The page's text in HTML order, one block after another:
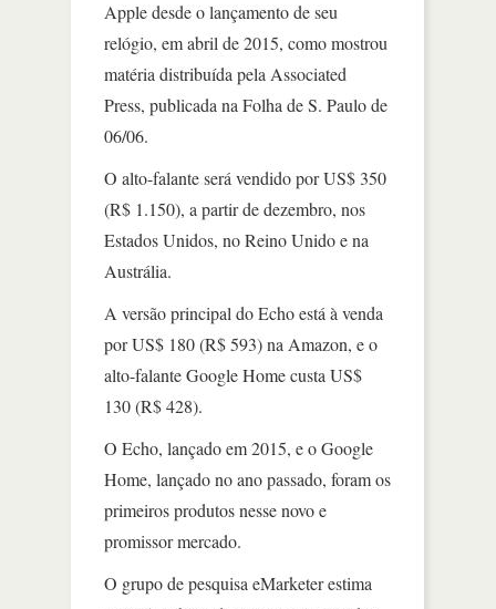
Apple desde o lançamento de seu
relógio, em abril de 2015, como mostrou
matéria distribuída pela Associated
Press, publicada na Folha de S. Paulo de
06/06.
O alto-falante será vendido por US$ 350
(R$ 1.150), a partir de dezembro, nos
Estados Unidos, no Reino Unido e na
Austrália.
A versão principal do Echo está à venda
por US$ 180 (R$ 593) na Amazon, e o
alto-falante Google Home custa US$
130 (R$ 428).
O Echo, lançado em 2015, e o Google
Home, lançado no ano passado, foram os
primeiros produtos nesse novo e
promissor mercado.
O grupo de pesquisa eMarketer estima